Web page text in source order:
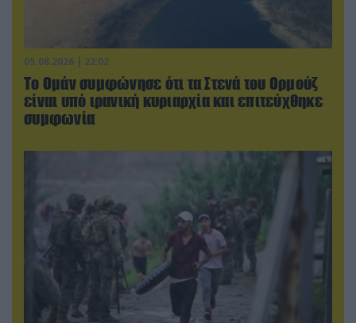
05.08.2026 | 22:02
Το Ομάν συμφώνησε ότι τα Στενά του Ορμούζ
είναι υπό ιρανική κυριαρχία και επιτεύχθηκε
συμφωνία